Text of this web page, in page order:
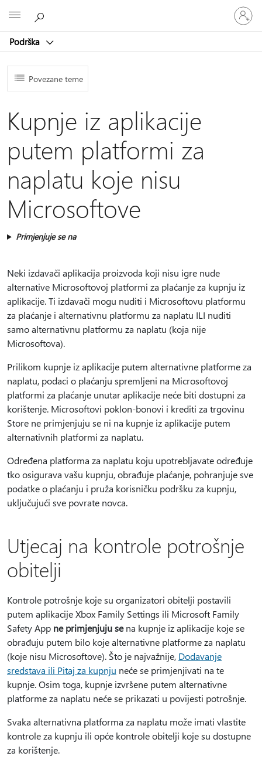
Podrška
Prijavite
se
u
račun
Povezane teme
Kupnje iz aplikacije
putem platformi za
naplatu koje nisu
Microsoftove
Primjenjuje se na
Neki izdavači aplikacija proizvoda koji nisu igre nude
alternative Microsoftovoj platformi za plaćanje za kupnju iz
aplikacije. Ti izdavači mogu nuditi i Microsoftovu platformu
za plaćanje i alternativnu platformu za naplatu ILI nuditi
samo alternativnu platformu za naplatu (koja nije
Microsoftova).
Prilikom kupnje iz aplikacije putem alternativne platforme za
naplatu, podaci o plaćanju spremljeni na Microsoftovoj
platformi za plaćanje unutar aplikacije neće biti dostupni za
korištenje. Microsoftovi poklon-bonovi i krediti za trgovinu
Store ne primjenjuju se ni na kupnje iz aplikacije putem
alternativnih platformi za naplatu.
Određena platforma za naplatu koju upotrebljavate određuje
tko osigurava vašu kupnju, obrađuje plaćanje, pohranjuje sve
podatke o plaćanju i pruža korisničku podršku za kupnju,
uključujući sve povrate novca.
Utjecaj na kontrole potrošnje
obitelji
Kontrole potrošnje koje su organizatori obitelji postavili
putem aplikacije Xbox Family Settings ili Microsoft Family
Safety App ne primjenjuju sena kupnje iz aplikacije koje se
obrađuju putem bilo koje alternativne platforme za naplatu
(koje nisu Microsoftove). Što je najvažnije, Dodavanje
sredstava ili Pitaj za kupnju neće se primjenjivati na te
kupnje. Osim toga, kupnje izvršene putem alternativne
platforme za naplatu neće se prikazati u povijesti potrošnje.
Svaka alternativna platforma za naplatu može imati vlastite
kontrole za kupnju ili opće kontrole obitelji koje su dostupne
za korištenje.